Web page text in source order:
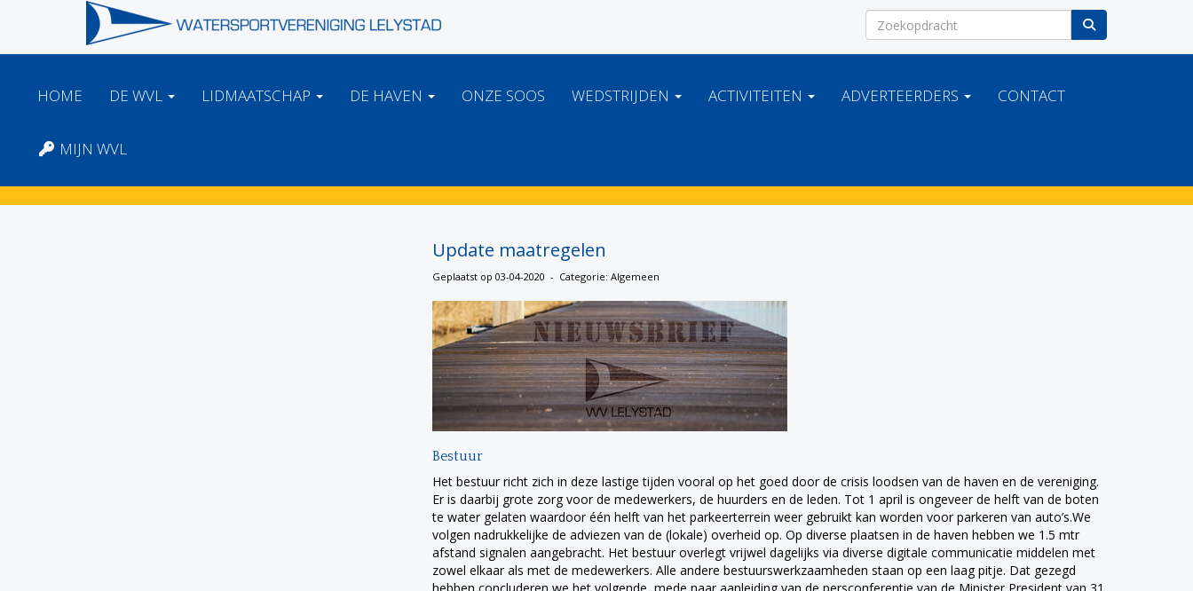
HOME DE WVL LIDMAATSCHAP DE HAVEN ONZE SOOS WEDSTRIJDEN ACTIVITEITEN ADVERTEERDERS CONTACT
MIJN WVL
Update maatregelen
Geplaatst op 03-04-2020 - Categorie: Algemeen
Bestuur
Het bestuur richt zich in deze lastige tijden vooral op het goed door de crisis loodsen van de haven en de vereniging.
Er is daarbij grote zorg voor de medewerkers, de huurders en de leden. Tot 1 april is ongeveer de helft van de boten
te water gelaten waardoor één helft van het parkeerterrein weer gebruikt kan worden voor parkeren van auto’s.We
volgen nadrukkelijke de adviezen van de (lokale) overheid op. Op diverse plaatsen in de haven hebben we 1.5 mtr
afstand signalen aangebracht. Het bestuur overlegt vrijwel dagelijks via diverse digitale communicatie middelen met
zowel elkaar als met de medewerkers. Alle andere bestuurswerkzaamheden staan op een laag pitje. Dat gezegd